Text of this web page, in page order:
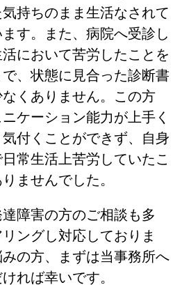
持ちのまま生活なされて
す。また、病院へ受診し
において苦労したことを
、状態に見合った診断書
くありません。この方
ケーション能力が上手く
付くことができず、自身
常生活上苦労していたこ
ませんでした。
障害の方のご相談も多
ングし対応しておりま
の方、まずは当事務所へ
れば幸いです。